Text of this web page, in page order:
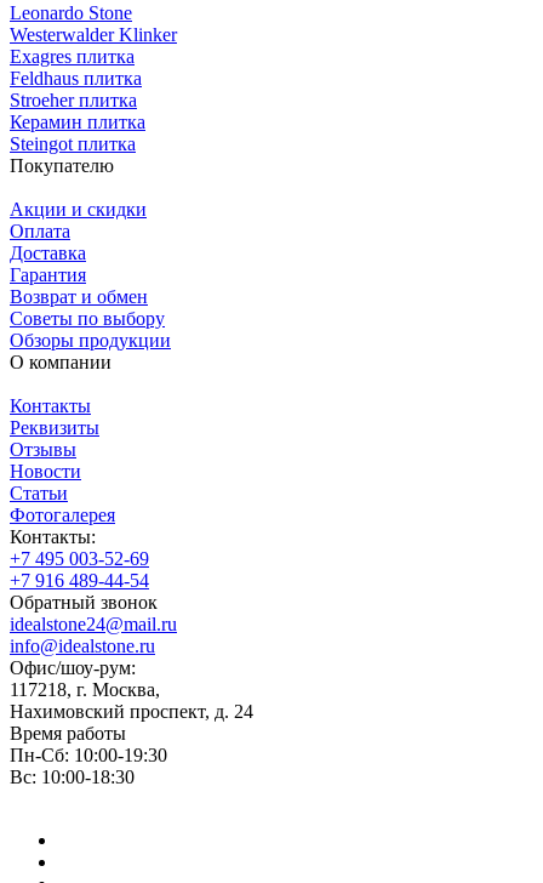
Leonardo Stone
Westerwalder Klinker
Exagres плитка
Feldhaus плитка
Stroeher плитка
Керамин плитка
Steingot плитка
Покупателю
Акции и скидки
Оплата
Доставка
Гарантия
Возврат и обмен
Советы по выбору
Обзоры продукции
О компании
Контакты
Реквизиты
Отзывы
Новости
Статьи
Фотогалерея
Контакты:
+7 495 003-52-69
+7 916 489-44-54
Обратный звонок
idealstone24@mail.ru
info@idealstone.ru
Офис/шоу-рум:
117218, г. Москва,
Нахимовский проспект, д. 24
Время работы
Пн-Сб: 10:00-19:30
Вс: 10:00-18:30